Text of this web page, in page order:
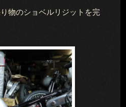
物のショベルリジットを完